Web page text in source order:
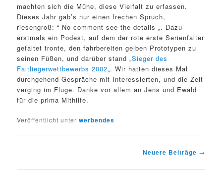
machten sich die Mühe, diese Vielfalt zu erfassen.
Dieses Jahr gab’s nur einen frechen Spruch,
riesengroß: “ No comment see the details „. Dazu
erstmals ein Podest, auf dem der rote erste Serienfalter
gefaltet tronte, den fahrbereiten gelben Prototypen zu
seinen Füßen, und darüber stand „Sieger des
Faltliegerwettbewerbs 2002„. Wir hatten dieses Mal
durchgehend Gespräche mit Interessierten, und die Zeit
verging im Fluge. Danke vor allem an Jens und Ewald
für die prima Mithilfe.
Veröffentlicht unter werbendes
Neuere Beiträge →